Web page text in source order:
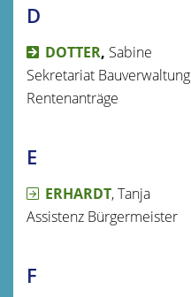
D
DOTTER, Sabine
Sekretariat Bauverwaltung
Rentenanträge
E
ERHARDT, Tanja
Assistenz Bürgermeister
F